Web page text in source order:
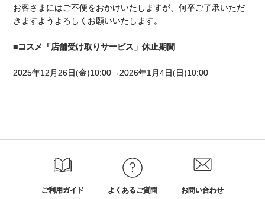
お客さまにはご不便をおかけいたしますが、何卒ご了承いただ
きますようよろしくお願いいたします。
■コスメ「店舗受け取りサービス」休止期間
2025年12月26日(金)10:00→2026年1月4日(日)10:00
ご利用ガイド よくあるご質問 お問い合わせ